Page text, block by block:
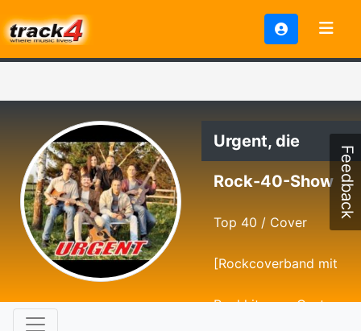
Urgent, die
Rock-40-Show
Top 40 / Cover
[Rockcoverband mit
Rockhits von Gestern
Feedback